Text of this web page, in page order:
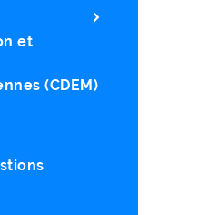
et
(CDEM)